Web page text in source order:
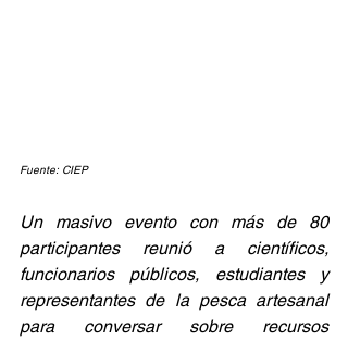
Fuente: CIEP
Un masivo evento con más de 80
participantes reunió a científicos,
funcionarios públicos, estudiantes y
representantes de la pesca artesanal
para conversar sobre recursos